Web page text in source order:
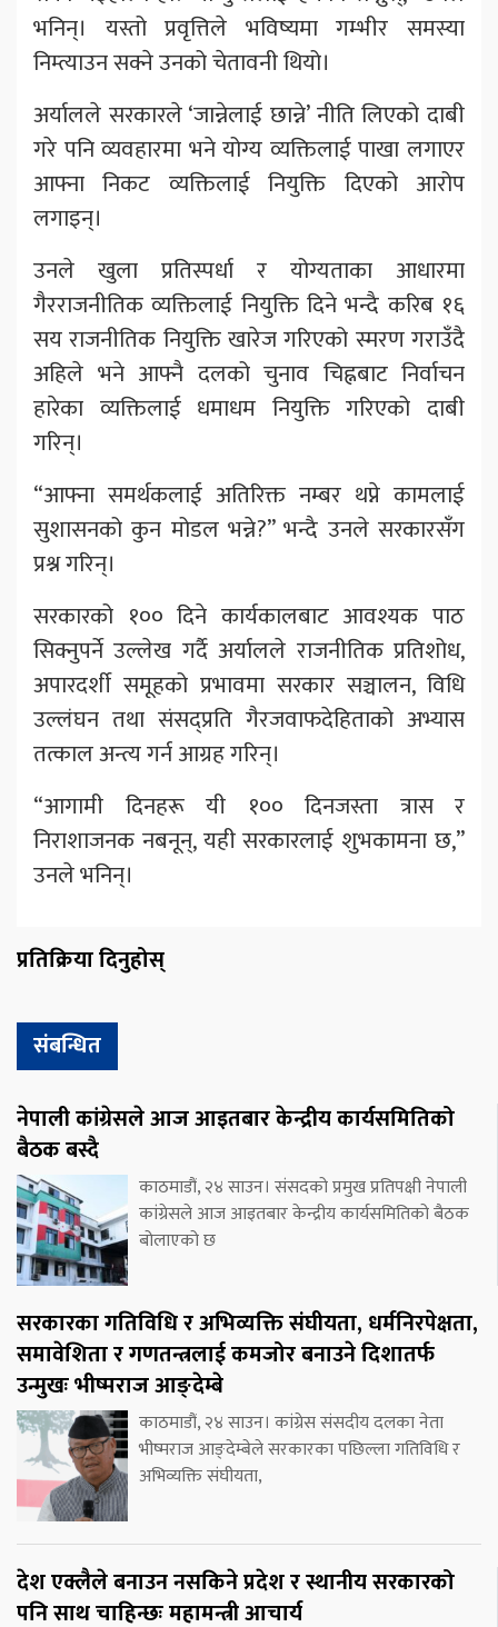
भनिन्। यस्तो प्रवृत्तिले भविष्यमा गम्भीर समस्या
निम्त्याउन सक्ने उनको चेतावनी थियो।
अर्यालले सरकारले ‘जान्नेलाई छान्ने’ नीति लिएको दाबी
गरे पनि व्यवहारमा भने योग्य व्यक्तिलाई पाखा लगाएर
आफ्ना निकट व्यक्तिलाई नियुक्ति दिएको आरोप
लगाइन्।
उनले खुला प्रतिस्पर्धा र योग्यताका आधारमा
गैरराजनीतिक व्यक्तिलाई नियुक्ति दिने भन्दै करिब १६
सय राजनीतिक नियुक्ति खारेज गरिएको स्मरण गराउँदै
अहिले भने आफ्नै दलको चुनाव चिह्नबाट निर्वाचन
हारेका व्यक्तिलाई धमाधम नियुक्ति गरिएको दाबी
गरिन्।
“आफ्ना समर्थकलाई अतिरिक्त नम्बर थप्ने कामलाई
सुशासनको कुन मोडल भन्ने?” भन्दै उनले सरकारसँग
प्रश्न गरिन्।
सरकारको १०० दिने कार्यकालबाट आवश्यक पाठ
सिक्नुपर्ने उल्लेख गर्दै अर्यालले राजनीतिक प्रतिशोध,
अपारदर्शी समूहको प्रभावमा सरकार सञ्चालन, विधि
उल्लंघन तथा संसद्प्रति गैरजवाफदेहिताको अभ्यास
तत्काल अन्त्य गर्न आग्रह गरिन्।
“आगामी दिनहरू यी १०० दिनजस्ता त्रास र
निराशाजनक नबनून्, यही सरकारलाई शुभकामना छ,”
उनले भनिन्।
प्रतिक्रिया दिनुहोस्
संबन्धित
नेपाली कांग्रेसले आज आइतबार केन्द्रीय कार्यसमितिको
बैठक बस्दै
काठमाडौं, २४ साउन। संसदको प्रमुख प्रतिपक्षी नेपाली
कांग्रेसले आज आइतबार केन्द्रीय कार्यसमितिको बैठक
बोलाएको छ
सरकारका गतिविधि र अभिव्यक्ति संघीयता, धर्मनिरपेक्षता,
समावेशिता र गणतन्त्रलाई कमजोर बनाउने दिशातर्फ
उन्मुखः भीष्मराज आङ्देम्बे
काठमाडौं, २४ साउन। कांग्रेस संसदीय दलका नेता
भीष्मराज आङ्देम्बेले सरकारका पछिल्ला गतिविधि र
अभिव्यक्ति संघीयता,
देश एक्लैले बनाउन नसकिने प्रदेश र स्थानीय सरकारको
पनि साथ चाहिन्छः महामन्त्री आचार्य